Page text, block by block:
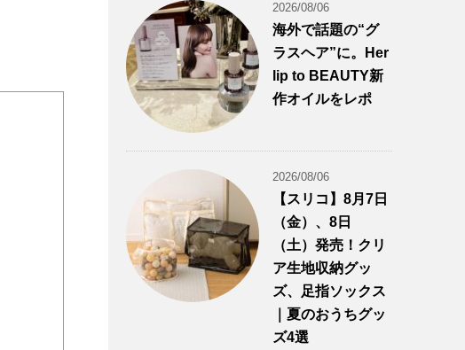
2026/08/06
海外で話題の“グ
ラスヘア”に。Her
lip to BEAUTY新
作オイルをレポ
2026/08/06
【スリコ】8月7日
（金）、8日
（土）発売！クリ
ア生地収納グッ
ズ、足指ソックス
｜夏のおうちグッ
ズ4選